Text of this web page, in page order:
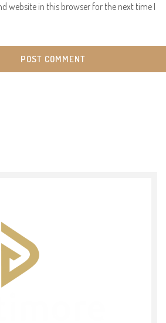
website in this browser for the next time I